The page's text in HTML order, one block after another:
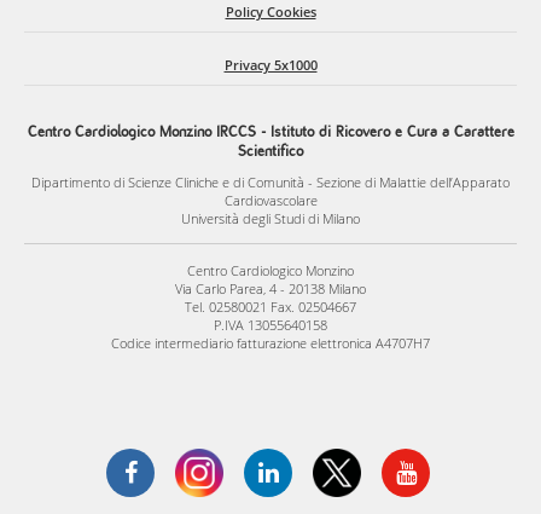
Policy Cookies
Privacy 5x1000
Centro Cardiologico Monzino IRCCS - Istituto di Ricovero e Cura a Carattere
Scientifico
Dipartimento di Scienze Cliniche e di Comunità - Sezione di Malattie dell’Apparato
Cardiovascolare
Università degli Studi di Milano
Centro Cardiologico Monzino
Via Carlo Parea, 4 - 20138 Milano
Tel. 02580021 Fax. 02504667
P.IVA 13055640158
Codice intermediario fatturazione elettronica A4707H7